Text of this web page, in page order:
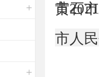
市
黄石
市人